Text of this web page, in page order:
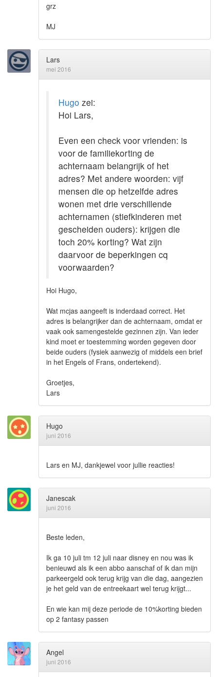
grz
MJ
Lars
mei 2016
Hugo zei:
Hoi Lars,
Even een check voor vrienden: is
voor de familiekorting de
achternaam belangrijk of het
adres? Met andere woorden: vijf
mensen die op hetzelfde adres
wonen met drie verschillende
achternamen (stiefkinderen met
gescheiden ouders): krijgen die
toch 20% korting? Wat zijn
daarvoor de beperkingen cq
voorwaarden?
Hoi Hugo,
Wat mcjas aangeeft is inderdaad correct. Het
adres is belangrijker dan de achternaam, omdat er
vaak ook samengestelde gezinnen zijn. Van ieder
kind moet er toestemming worden gegeven door
beide ouders (fysiek aanwezig of middels een brief
in het Engels of Frans, ondertekend).
Groetjes,
Lars
Hugo
juni 2016
Lars en MJ, dankjewel voor jullie reacties!
Janescak
juni 2016
Beste leden,
Ik ga 10 juli tm 12 juli naar disney en nou was ik
benieuwd als ik een abbo aanschaf of ik dan mijn
parkeergeld ook terug krijg van die dag, aangezien
je het geld van de entreekaart wel terug krijgt...
En wie kan mij deze periode de 10%korting bieden
op 2 fantasy passen
Angel
juni 2016